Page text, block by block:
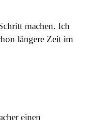
machen. Ich
längere Zeit im
einen